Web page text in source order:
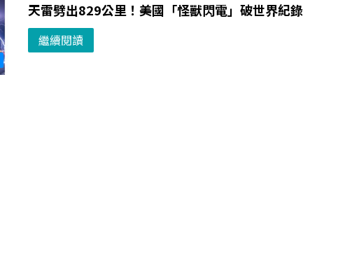
天雷劈出829公里！美國「怪獸閃電」破世界紀錄
繼續閱讀